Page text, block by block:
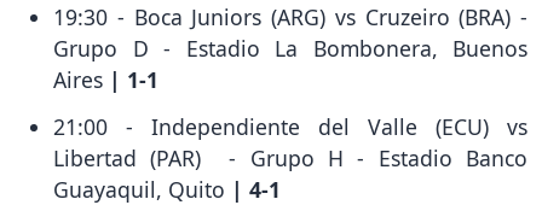
19:30 - Boca Juniors (ARG) vs Cruzeiro (BRA) -
Grupo D - Estadio La Bombonera, Buenos
Aires | 1-1
21:00 - Independiente del Valle (ECU) vs
Libertad (PAR) - Grupo H - Estadio Banco
Guayaquil, Quito | 4-1